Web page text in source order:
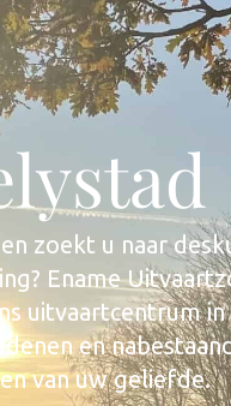
zoekt u naar
Ename
uitvaartcentrum
en
van uw geliefde.